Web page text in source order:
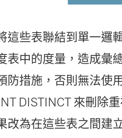
這些表聯結到單一邏
表中的度量，造成彙
防措施，否則無法使
DISTINCT 來刪除
改為在這些表之間建